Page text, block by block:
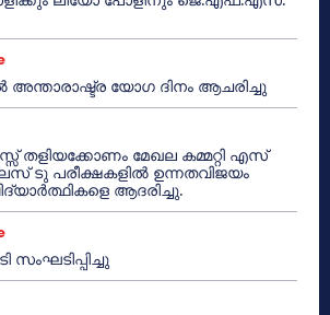
അന്താരാഷ്ട്ര യോഗ ദിനം ആചരിച്ചു
മേഖല കമ്മറ്റി എസ്
ടു പരീക്ഷകളിൽ ഉന്നതവിജയം
ആദരിച്ചു.
സംഘടിപ്പിച്ചു